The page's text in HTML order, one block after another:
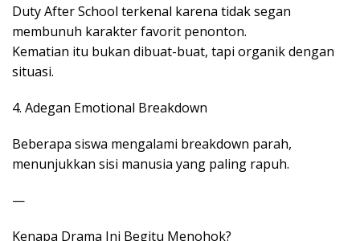
Duty After School terkenal karena tidak segan
membunuh karakter favorit penonton.
Kematian itu bukan dibuat-buat, tapi organik dengan
situasi.
4. Adegan Emotional Breakdown
Beberapa siswa mengalami breakdown parah,
menunjukkan sisi manusia yang paling rapuh.
—
Kenapa Drama Ini Begitu Menohok?